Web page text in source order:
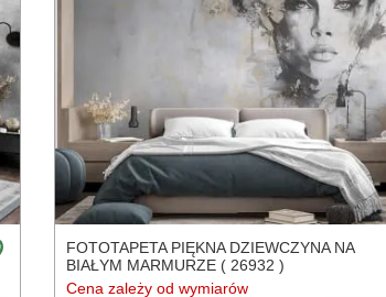
FOTOTAPETA PIĘKNA DZIEWCZYNA NA
BIAŁYM MARMURZE ( 26932 )
Cena zależy od wymiarów